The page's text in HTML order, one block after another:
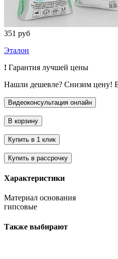
351 руб
Эталон
! Гарантия лучшей цены
Нашли дешевле? Снизим цену!
Характеристики
Материал основания
гипсовые
Также выбирают